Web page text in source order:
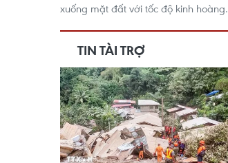
xuống mặt đất với tốc độ kinh hoàng.